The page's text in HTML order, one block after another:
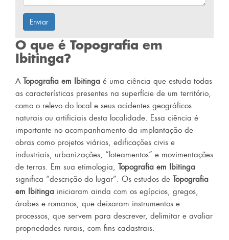
Enviar
O que é Topografia em
Ibitinga?
A Topografia em Ibitinga é uma ciência que estuda todas
as características presentes na superfície de um território,
como o relevo do local e seus acidentes geográficos
naturais ou artificiais desta localidade. Essa ciência é
importante no acompanhamento da implantação de
obras como projetos viários, edificações civis e
industriais, urbanizações, “loteamentos” e movimentações
de terras. Em sua etimologia, Topografia em Ibitinga
significa “descrição do lugar”. Os estudos de Topografia
em Ibitinga iniciaram ainda com os egípcios, gregos,
árabes e romanos, que deixaram instrumentos e
processos, que servem para descrever, delimitar e avaliar
propriedades rurais, com fins cadastrais.